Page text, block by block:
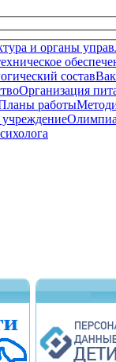
и органы
состав
Организация
работы